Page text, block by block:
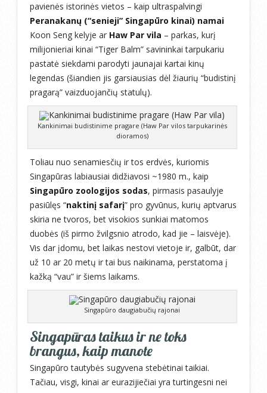
pavienės istorinės vietos – kaip ultraspalvingi
Peranakanų (“senieji” Singapūro kinai) namai
Koon Seng kelyje ar Haw Par vila – parkas, kurį
milijonieriai kinai “Tiger Balm” savininkai tarpukariu
pastatė siekdami parodyti jaunajai kartai kinų
legendas (šiandien jis garsiausias dėl žiaurių “budistinį
pragarą” vaizduojančių statulų).
Kankinimai budistinime pragare (Haw Par vilos tarpukarinės
dioramos)
Toliau nuo senamiesčių ir tos erdvės, kuriomis
Singapūras labiausiai didžiavosi ~1980 m., kaip
Singapūro zoologijos sodas, pirmasis pasaulyje
pasiūlęs “naktinį safarį” pro gyvūnus, kurių aptvarus
skiria ne tvoros, bet visokios sunkiai matomos
duobės (iš pirmo žvilgsnio atrodo, kad jie – laisvėje).
Vis dar įdomu, bet laikas nestovi vietoje ir, galbūt, dar
už 10 ar 20 metų ir tai bus naikinama, perstatoma į
kažką “vau” ir šiems laikams.
Singapūro daugiabučių rajonai
Singapūras taikus ir ne toks
brangus, kaip manote
Singapūro tautybės sugyvena stebėtinai taikiai.
Tačiau, visgi, kinai ar eurazijiečiai yra turtingesni nei